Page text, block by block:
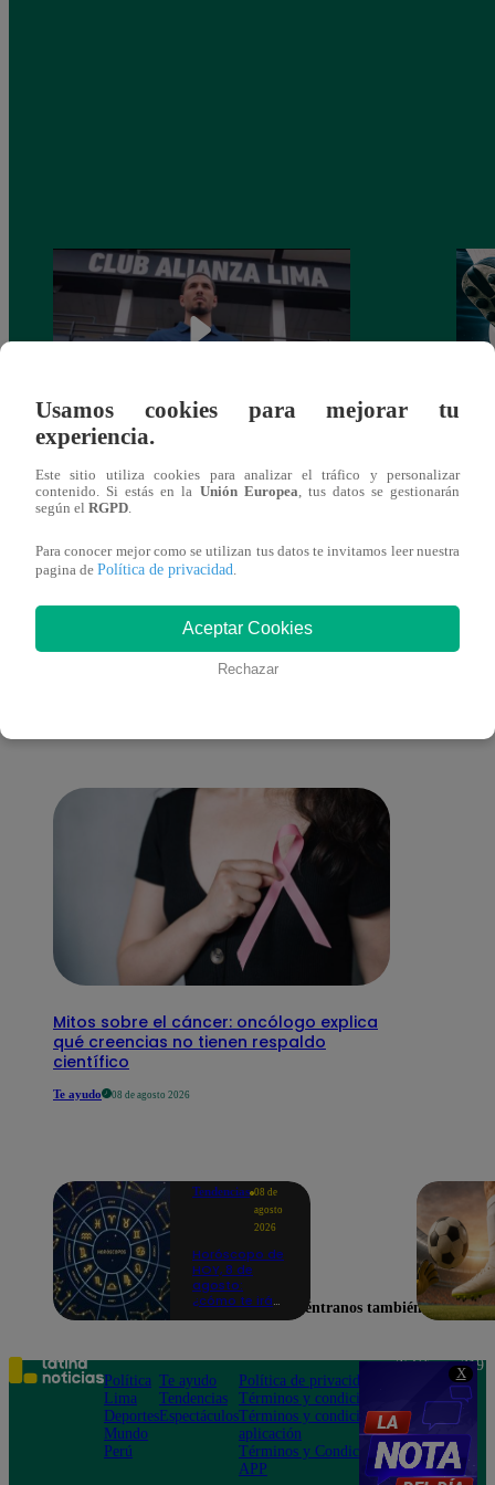
X
como nuevo fichaje para el Torneo
Clausura 2025
También te puede
Mitos sobre el cáncer: oncólogo explica
qué creencias no tienen respaldo
científico
Te ayudo 08 de agosto 2026
Tendencias 08 de
agosto
2026
Horóscopo de
HOY, 8 de
agosto:
¿cómo te irá
Usamos cookies para mejorar tu
experiencia.
Este sitio utiliza cookies para analizar el tráfico y personalizar
contenido. Si estás en la Unión Europea , tus datos se gestionarán
según el RGPD
Para conocer mejor como se utilizan tus datos te invitamos leer nuestra
pagina de Política de privacidad
Aceptar Cookies
Rechazar
Encuéntranos también en
Política
Lima
Deportes
Mundo
Perú
Te ayudo
Tendencias
Espectáculos
Política de privacidad
Términos y condiciones
Términos y condiciones
aplicación
Términos y Condiciones
APP
Teléfono: 219
Av. San
Felipe 968
Jesús María